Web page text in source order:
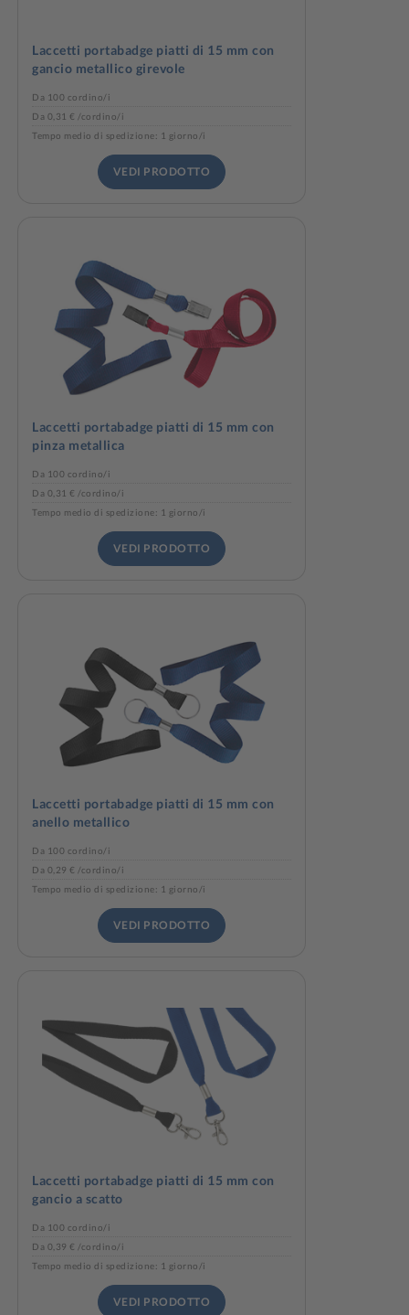
Laccetti portabadge piatti di 15 mm con
gancio metallico girevole
Da 100 cordino/i
Da 0,31 € /cordino/i
Tempo medio di spedizione: 1 giorno/i
VEDI PRODOTTO
Laccetti portabadge piatti di 15 mm con
pinza metallica
Da 100 cordino/i
Da 0,31 € /cordino/i
Tempo medio di spedizione: 1 giorno/i
VEDI PRODOTTO
Laccetti portabadge piatti di 15 mm con
anello metallico
Da 100 cordino/i
Da 0,29 € /cordino/i
Tempo medio di spedizione: 1 giorno/i
VEDI PRODOTTO
Laccetti portabadge piatti di 15 mm con
gancio a scatto
Da 100 cordino/i
Da 0,39 € /cordino/i
Tempo medio di spedizione: 1 giorno/i
VEDI PRODOTTO